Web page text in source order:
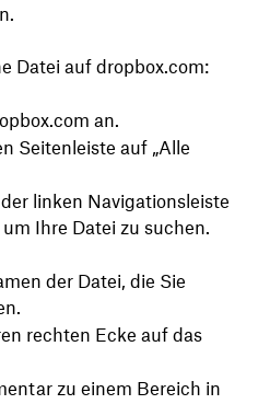
Datei auf dropbox.com:
an.
Seitenleiste auf „Alle
linken Navigationsleiste
Ihre Datei zu suchen.
der Datei, die Sie
rechten Ecke auf das
zu einem Bereich in